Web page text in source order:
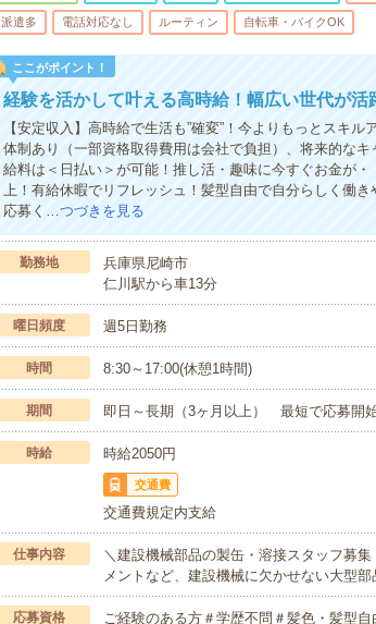
派遣多 電話対応なし ルーティン 自転車・バイクOK
ここがポイント！
経験を活かして叶える高時給！幅広い世代が活
【安定収入】高時給で生活も”確変”！今よりもっとスキ
体制あり（一部資格取得費用は会社で負担）、将来的な
給料は＜日払い＞が可能！推し活・趣味に今すぐお金が
上！有給休暇でリフレッシュ！髪型自由で自分らしく働
応募く…つづきを見る
勤務地
兵庫県尼崎市
仁川駅から車13分
曜日頻度 週5日勤務
時間 8:30～17:00(休憩1時間)
期間 即日～長期（3ヶ月以上） 最短で応募開
時給 時給2050円
交通費
交通費規定内支給
仕事内容
＼建設機械部品の製缶・溶接スタッフ募
メントなど、建設機械に欠かせない大型
応募資格
ご経験のある方＃学歴不問＃髪色・髪型